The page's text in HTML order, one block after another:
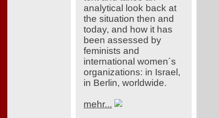
analytical look back at
the situation then and
today, and how it has
been assessed by
feminists and
international women´s
organizations: in Israel,
in Berlin, worldwide.
mehr...